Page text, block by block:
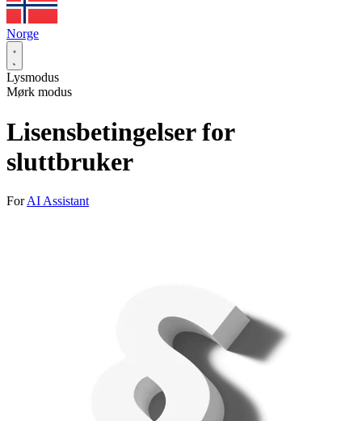
Norge
Lysmodus
Mørk modus
Lisensbetingelser for
sluttbruker
ForAI Assistant